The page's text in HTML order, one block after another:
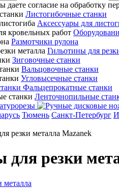
согласие на обработку
Листогибочные станки
Аксессуары для
Размотчики рулона
Гильотины для
Зиговочные станки
Вальцовочные станки
Угловысечные станки
Фальцепрокатные станки
Ленточнопильные
Тюмень Санкт-Петербург
резки металла Mazanek
для резки
металла